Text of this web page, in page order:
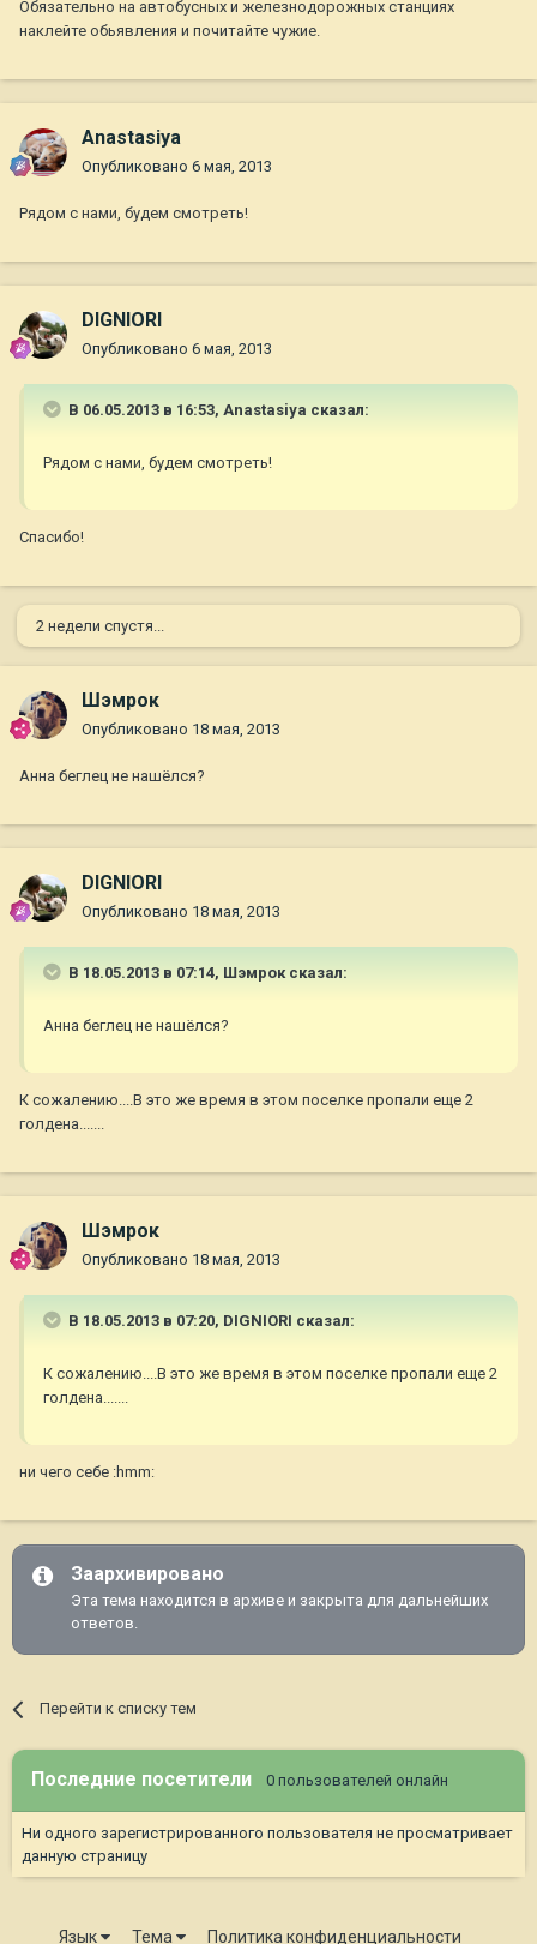
Обязательно на автобусных и железнодорожных станциях
наклейте обьявления и почитайте чужие.
Anastasiya
Опубликовано 6 мая, 2013
Рядом с нами, будем смотреть!
DIGNIORI
Опубликовано 6 мая, 2013
В 06.05.2013 в 16:53, Anastasiya сказал:
Рядом с нами, будем смотреть!
Спасибо!
2 недели спустя...
Шэмрок
Опубликовано 18 мая, 2013
Анна беглец не нашёлся?
DIGNIORI
Опубликовано 18 мая, 2013
В 18.05.2013 в 07:14, Шэмрок сказал:
Анна беглец не нашёлся?
К сожалению....В это же время в этом поселке пропали еще 2
голдена.......
Шэмрок
Опубликовано 18 мая, 2013
В 18.05.2013 в 07:20, DIGNIORI сказал:
К сожалению....В это же время в этом поселке пропали еще 2
голдена.......
ни чего себе :hmm:
Заархивировано
Эта тема находится в архиве и закрыта для дальнейших
ответов.
Перейти к списку тем
Последние посетители 0 пользователей онлайн
Ни одного зарегистрированного пользователя не просматривает
данную страницу
Язык Тема Политика конфиденциальности